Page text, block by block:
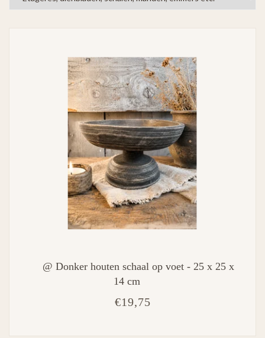
@ Donker houten schaal op voet - 25 x 25 x
14 cm
€19,75